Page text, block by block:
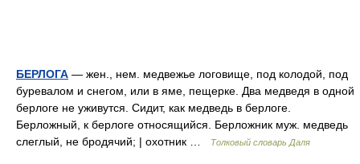
БЕРЛОГА — жен., нем. медвежье логовище, под колодой, под
буревалом и снегом, или в яме, пещерке. Два медведя в одной
берлоге не уживутся. Сидит, как медведь в берлоге.
Берложный, к берлоге относящийся. Берложник муж. медведь
слеглый, не бродячий; | охотник …
Толковый словарь Даля